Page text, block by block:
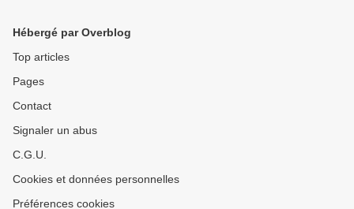
Hébergé par Overblog
Top articles
Pages
Contact
Signaler un abus
C.G.U.
Cookies et données personnelles
Préférences cookies